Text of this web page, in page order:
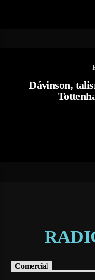
Dávinson,
Comercial